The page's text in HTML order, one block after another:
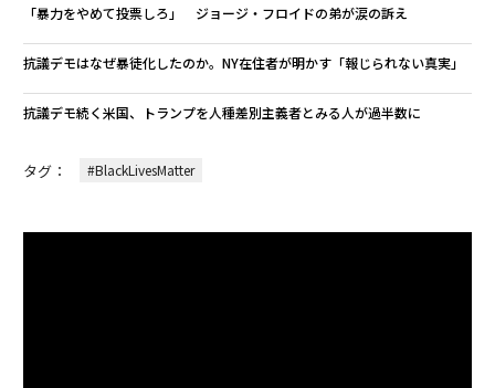
「暴力をやめて投票しろ」 ジョージ・フロイドの弟が涙の訴え
抗議デモはなぜ暴徒化したのか。NY在住者が明かす「報じられない真実」
抗議デモ続く米国、トランプを人種差別主義者とみる人が過半数に
タグ： #BlackLivesMatter